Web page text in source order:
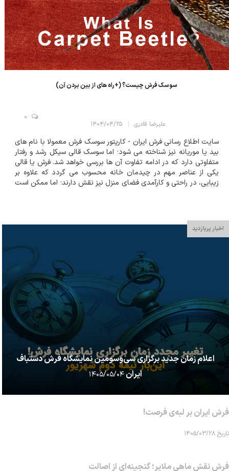
سوسک فرش چیست؟ (+راه‌ های از بین بردن آن)
علیرضا قادری ۱۴۰۴/۰۴/۲۵
0
سایت اطلاع رسانی فرش ایران - کارپتور سوسک فرش معمولا با نام های
بید یا موریانه نیز شناخته می شود؛ اما سوسک قالی سیکل رشد و رفتار
متفاوتی دارد که در ادامه تفاوت آن ها بررسی خواهد شد. فرش یا قالی
یکی از عناصر مهم در چیدمان خانه محسوب می گردد که علاوه بر
زیبایی، در راحتی و کارآمدی فضای منزل نیز نقش دارند؛ اما ممکن است
اخبار پربازدید
اعلام زمان جدید برگزاری سی‌وسومین نمایشگاه فرش دستباف
ایران۱۴۰۵/۰۵/۰۴
فرش ایران بر لبه‌ی فرصت!
تاریخ ۱۴۰۵/۰۳/۲۸
فرش نقش ماهی‌ ملایر؛ گنجینه‌ای از اصالت